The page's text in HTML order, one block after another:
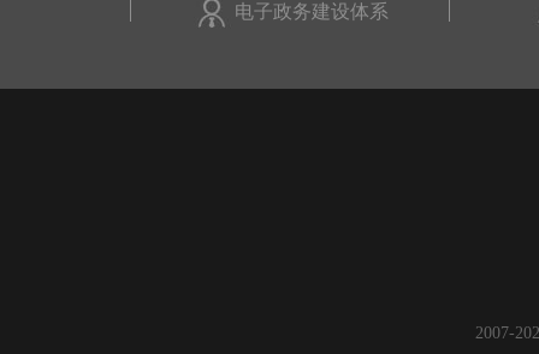
电子政务建设体系
2007-